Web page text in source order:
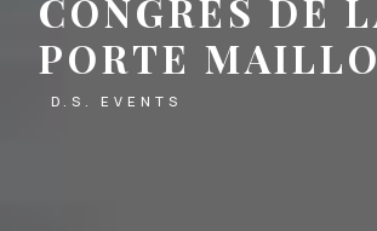
CONGRÈS DE
PORTE
D.S. EVENTS